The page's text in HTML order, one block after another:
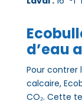
d’eau
Pour contrer
calcaire,
CO₂. Cette